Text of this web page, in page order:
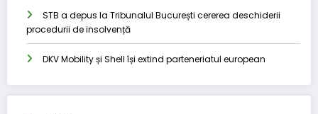
STB a depus la Tribunalul București cererea deschiderii
procedurii de insolvență
DKV Mobility și Shell își extind parteneriatul european